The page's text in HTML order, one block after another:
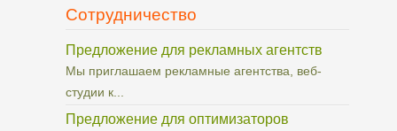
Сотрудничество
Предложение для рекламных агентств
Мы приглашаем рекламные агентства, веб-
студии к...
Предложение для оптимизаторов